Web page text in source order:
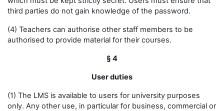
third parties do not gain knowledge of the password.
(4) Teachers can authorise other staff members to be
authorised to provide material for their courses.
§ 4
User duties
(1) The LMS is available to users for university purposes
only. Any other use, in particular for business, commercial or